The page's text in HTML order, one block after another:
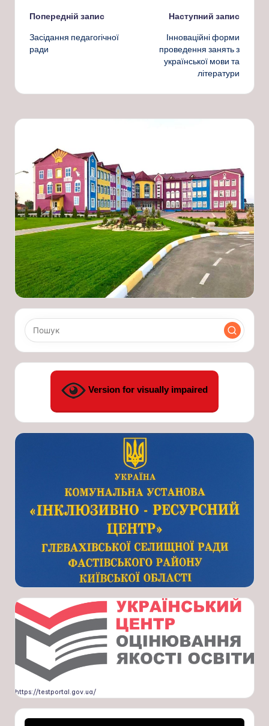
Навігація
по
Попередній запис
Засідання педагогічної
ради
Наступний запис
Інноваційні форми
проведення занять з
української мови та
літератури
Version for visually impaired
https://testportal.gov.ua/